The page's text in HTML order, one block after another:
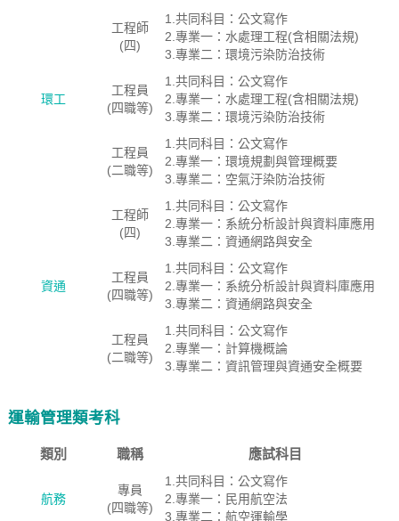
環工
工程師
(四)
1.共同科目：公文寫作
2.專業一：水處理工程(含相關法規)
3.專業二：環境污染防治技術
工程員
(四職等)
1.共同科目：公文寫作
2.專業一：水處理工程(含相關法規)
3.專業二：環境污染防治技術
工程員
(二職等)
1.共同科目：公文寫作
2.專業一：環境規劃與管理概要
3.專業二：空氣汙染防治技術
資通
工程師
(四)
1.共同科目：公文寫作
2.專業一：系統分析設計與資料庫應用
3.專業二：資通網路與安全
工程員
(四職等)
1.共同科目：公文寫作
2.專業一：系統分析設計與資料庫應用
3.專業二：資通網路與安全
工程員
(二職等)
1.共同科目：公文寫作
2.專業一：計算機概論
3.專業二：資訊管理與資通安全概要
運輸管理類考科
類別 職稱 應試科目
航務
專員
(四職等)
1.共同科目：公文寫作
2.專業一：民用航空法
3.專業二：航空運輸學